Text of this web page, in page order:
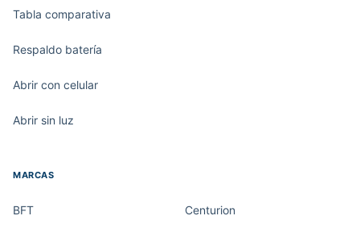
Tabla comparativa
Respaldo batería
Abrir con celular
Abrir sin luz
MARCAS
BFT Centurion